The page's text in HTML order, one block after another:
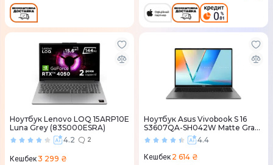
Ноутбук Lenovo LOQ 15ARP10E
Luna Grey (83S000ESRA)
4.2
2
Кешбек3 299 ₴
Ноутбук Asus Vivobook S 16
S3607QA-SH042W Matte Gray
(90NB16C2-M002X0)
4.4
Кешбек 2 614 ₴